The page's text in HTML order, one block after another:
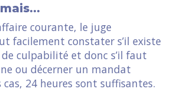
courante, le juge
facilement constater s’il existe
de culpabilité et donc s’il faut
ou décerner un mandat
cas, 24 heures sont suffisantes.